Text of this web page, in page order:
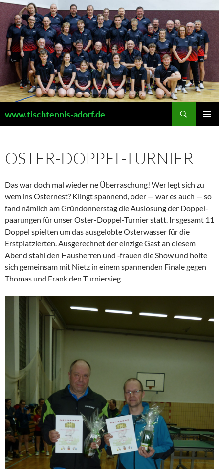
Zum
Inhalt
springen
www.tischtennis-adorf.de
OSTER-DOPPEL-TURNIER
Das war doch mal wieder ne Überra­schung! Wer legt sich zu
wem ins Oster­nest? Klingt spannend, oder — war es auch — so
fand nämlich am Gründon­nerstag die Auslo­sung der Doppel­
paa­rungen für unser Oster-Doppel-Turnier statt. Insge­samt 11
Doppel spielten um das ausge­lobte Oster­wasser für die
Erstplat­zierten. Ausge­rechnet der einzige Gast an diesem
Abend stahl den Hausherren und ‑frauen die Show und holte
sich gemeinsam mit Nietz in einem spannenden Finale gegen
Thomas und Frank den Turniersieg.